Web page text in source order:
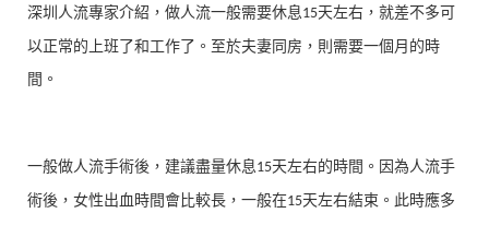
深圳人流專家介紹，做人流一般需要休息15天左右，就差不多可
以正常的上班了和工作了。至於夫妻同房，則需要一個月的時
間。
一般做人流手術後，建議盡量休息15天左右的時間。因為人流手
術後，女性出血時間會比較長，一般在15天左右結束。此時應多